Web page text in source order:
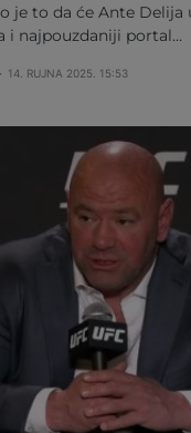
je to da će Ante Delija
i najpouzdaniji portal…
14. RUJNA 2025. 15:53